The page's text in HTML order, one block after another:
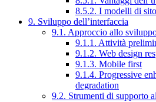
8.5.2. I modelli di
9. Sviluppo dell’interfaccia
9.1. Approccio allo
9.1.1. Attività
9.1.2. Web design
9.1.3. Mobile first
9.1.4. Progressive
degradation
9.2. Strumenti di supporto